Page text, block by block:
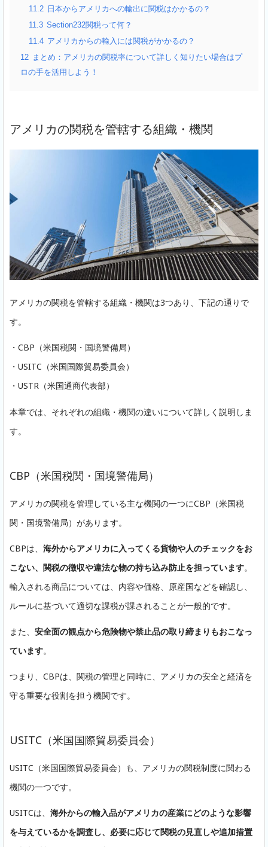
11.2
日本からアメリカへの輸出に関税はかかるの？
11.3 Section232関税って何？
11.4 アメリカからの輸入には関税がかかるの？
12
まとめ：アメリカの関税率について詳しく知りたい場合はプ
ロの手を活用しよう！
アメリカの関税を管轄する組織・機関
アメリカの関税を管轄する組織・機関は3つあり、下記の通りで
す。
・CBP（米国税関・国境警備局）
・USITC（米国国際貿易委員会）
・USTR（米国通商代表部）
本章では、それぞれの組織・機関の違いについて詳しく説明しま
す。
CBP（米国税関・国境警備局）
アメリカの関税を管理している主な機関の一つにCBP（米国税
関・国境警備局）があります。
CBPは、 海外からアメリカに入ってくる貨物や人のチェックをお
こない、関税の徴収や違法な物の持ち込み防止を担っています。
輸入される商品については、内容や価格、原産国などを確認し、
ルールに基づいて適切な課税が課されることが一般的です。
また、 安全面の観点から危険物や禁止品の取り締まりもおこなっ
ています。
つまり、CBPは、関税の管理と同時に、アメリカの安全と経済を
守る重要な役割を担う機関です。
USITC（米国国際貿易委員会）
USITC（米国国際貿易委員会）も、アメリカの関税制度に関わる
機関の一つです。
USITCは、 海外からの輸入品がアメリカの産業にどのような影響
を与えているかを調査し、必要に応じて関税の見直しや追加措置